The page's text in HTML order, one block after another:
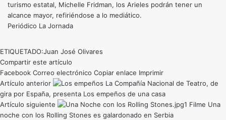
turismo estatal, Michelle Fridman, los Arieles podrán tener un
alcance mayor, refiriéndose a lo mediático.
Periódico La Jornada
ETIQUETADO:Juan José Olivares
Compartir este artículo
Facebook Correo electrónico Copiar enlace Imprimir
Artículo anterior
La Compañía Nacional de Teatro, de
gira por España, presenta Los empeños de una casa
Artículo siguiente
Filme Una
noche con los Rolling Stones es galardonado en Serbia